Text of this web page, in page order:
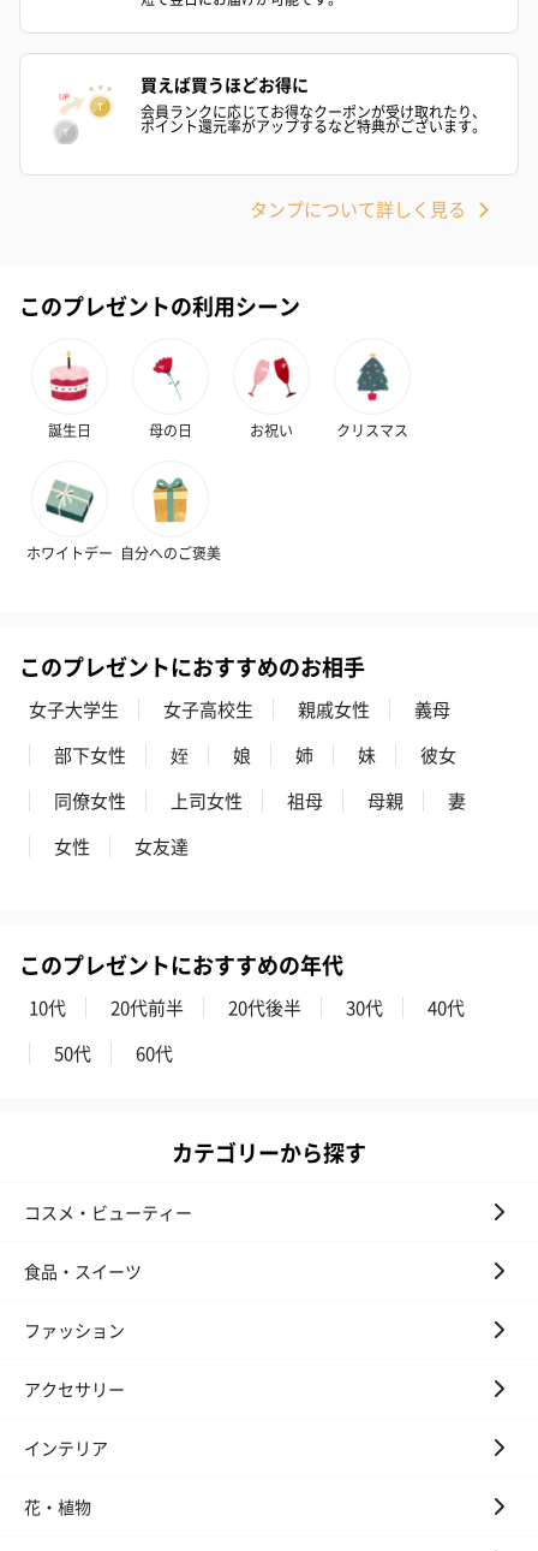
ハンドクリーム3本セッ
ト【ありがとう】
（1,100円）
シャワージェル＆ハン
ドクリーム（ピンクグ
レープフルーツ）
（2,145円）
シャワージェ
ッシュローズ
円）
かき氷入浴剤4点セット
（ブルー）（748円）
ハンドタオル・ハンカチ
ハンドタオル・ハンカチを同梱してお届けいたします。ギフトへ
花束ハンドタオル（ピ
ンク）（1,760円）
花束ハンドタオル（ブ
ルー）（1,760円）
キャンドル・お香を同梱してお届けいたします。
フラッグカプセル：イ
ショートイン
（880円）
買えば買うほどお得に
会員ランクに応じてお得なクーポンが受け取れたり、
ポイント還元率がアップするなど特典がございます。
タンプについて詳しく見る
このプレゼントの利用シーン
誕生日 母の日 お祝い クリスマス
ホワイトデー 自分へのご褒美
このプレゼントにおすすめのお相手
女子大学生 女子高校生 親戚女性
義母
部下女性
姪 娘 姉 妹
彼女
同僚女性
上司女性 祖母 母親
妻
女性
女友達
このプレゼントにおすすめの年代
10代 20代前半 20代後半 30代
40代
50代
60代
カテゴリーから探す
コスメ・ビューティー
食品・スイーツ
ファッション
アクセサリー
インテリア
花・植物